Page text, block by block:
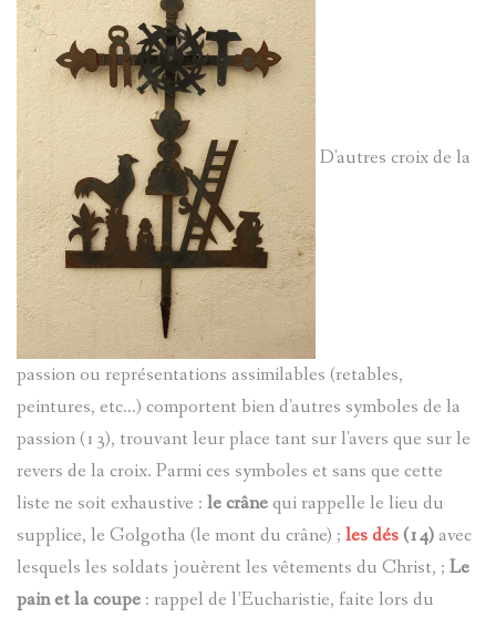
D'autres croix de la
passion ou représentations assimilables (retables,
peintures, etc...) comportent bien d'autres symboles de la
passion (13), trouvant leur place tant sur l'avers que sur le
revers de la croix. Parmi ces symboles et sans que cette
liste ne soit exhaustive : le crânequi rappelle le lieu du
supplice, le Golgotha (le mont du crâne) ; les dés(14)avec
lesquels les soldats jouèrent les vêtements du Christ, ; Le
pain et la coupe : rappel de l’Eucharistie, faite lors du